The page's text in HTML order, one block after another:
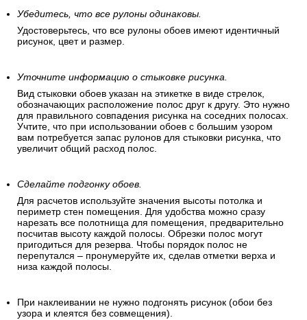
Убедитесь, что все рулоны одинаковы.
Удостоверьтесь, что все рулоны обоев имеют идентичный
рисунок, цвет и размер.
Уточните информацию о стыковке рисунка.
Вид стыковки обоев указан на этикетке в виде стрелок,
обозначающих расположение полос друг к другу. Это нужно
для правильного совпадения рисунка на соседних полосах.
Учтите, что при использовании обоев с большим узором
вам потребуется запас рулонов для стыковки рисунка, что
увеличит общий расход полос.
Сделайте подгонку обоев.
Для расчетов используйте значения высоты потолка и
периметр стен помещения. Для удобства можно сразу
нарезать все полотнища для помещения, предварительно
посчитав высоту каждой полосы. Обрезки полос могут
пригодиться для резерва. Чтобы порядок полос не
перепутался – пронумеруйте их, сделав отметки верха и
низа каждой полосы.
При наклеивании не нужно подгонять рисунок (обои без
узора и клеятся без совмещения).